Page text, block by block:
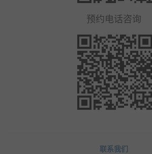
预约电话咨询
联系我们